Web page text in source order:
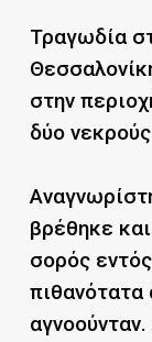
Τραγωδία
στην
δύο
βρέθηκε
σορός
πιθανότατα